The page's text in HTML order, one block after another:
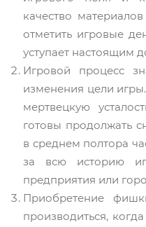
качество
отметить игровые
уступает настоящим
Игровой процесс
изменения цели
мертвецкую
готовы продолжать
в среднем полтора
за всю историю
предприятия или
Приобретение
производиться,